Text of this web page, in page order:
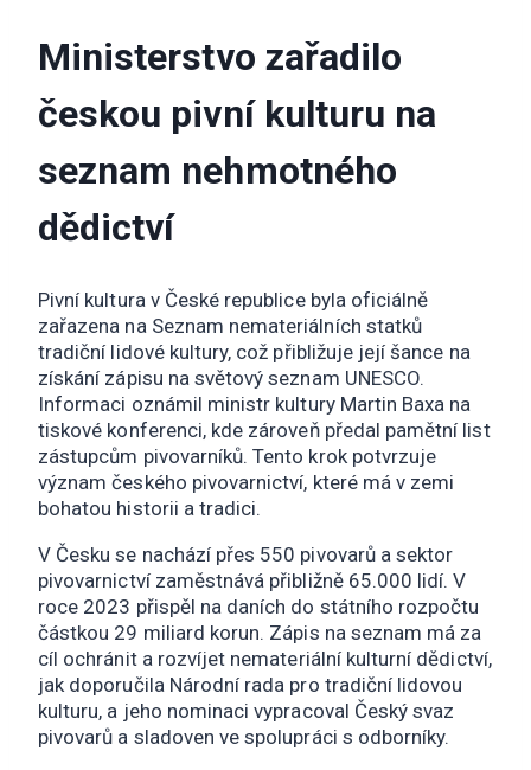
Ministerstvo zařadilo
českou pivní kulturu na
seznam nehmotného
dědictví
Pivní kultura v České republice byla oficiálně
zařazena na Seznam nemateriálních statků
tradiční lidové kultury, což přibližuje její šance na
získání zápisu na světový seznam UNESCO.
Informaci oznámil ministr kultury Martin Baxa na
tiskové konferenci, kde zároveň předal pamětní list
zástupcům pivovarníků. Tento krok potvrzuje
význam českého pivovarnictví, které má v zemi
bohatou historii a tradici.
V Česku se nachází přes 550 pivovarů a sektor
pivovarnictví zaměstnává přibližně 65.000 lidí. V
roce 2023 přispěl na daních do státního rozpočtu
částkou 29 miliard korun. Zápis na seznam má za
cíl ochránit a rozvíjet nemateriální kulturní dědictví,
jak doporučila Národní rada pro tradiční lidovou
kulturu, a jeho nominaci vypracoval Český svaz
pivovarů a sladoven ve spolupráci s odborníky.